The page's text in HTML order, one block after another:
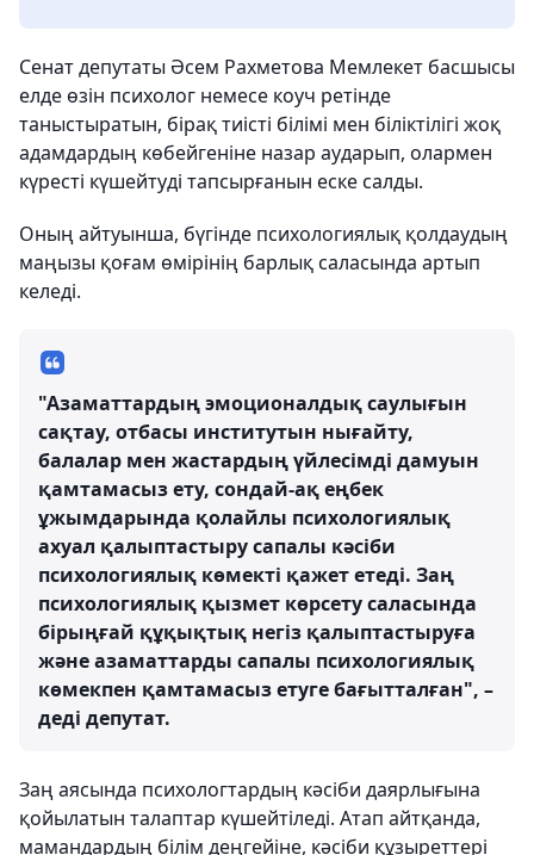
Сенат депутаты Әсем Рахметова Мемлекет басшысы
елде өзін психолог немесе коуч ретінде
таныстыратын, бірақ тиісті білімі мен біліктілігі жоқ
адамдардың көбейгеніне назар аударып, олармен
күресті күшейтуді тапсырғанын еске салды.
Оның айтуынша, бүгінде психологиялық қолдаудың
маңызы қоғам өмірінің барлық саласында артып
келеді.
"Азаматтардың эмоционалдық саулығын
сақтау, отбасы институтын нығайту,
балалар мен жастардың үйлесімді дамуын
қамтамасыз ету, сондай-ақ еңбек
ұжымдарында қолайлы психологиялық
ахуал қалыптастыру сапалы кәсіби
психологиялық көмекті қажет етеді. Заң
психологиялық қызмет көрсету саласында
бірыңғай құқықтық негіз қалыптастыруға
және азаматтарды сапалы психологиялық
көмекпен қамтамасыз етуге бағытталған", –
деді депутат.
Заң аясында психологтардың кәсіби даярлығына
қойылатын талаптар күшейтіледі. Атап айтқанда,
мамандардың білім деңгейіне, кәсіби құзыреттері